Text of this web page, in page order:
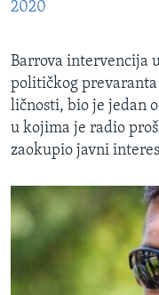
2020
Barrova intervencija
političkog
ličnosti, bio je jedan
u kojima je radio
zaokupio javni